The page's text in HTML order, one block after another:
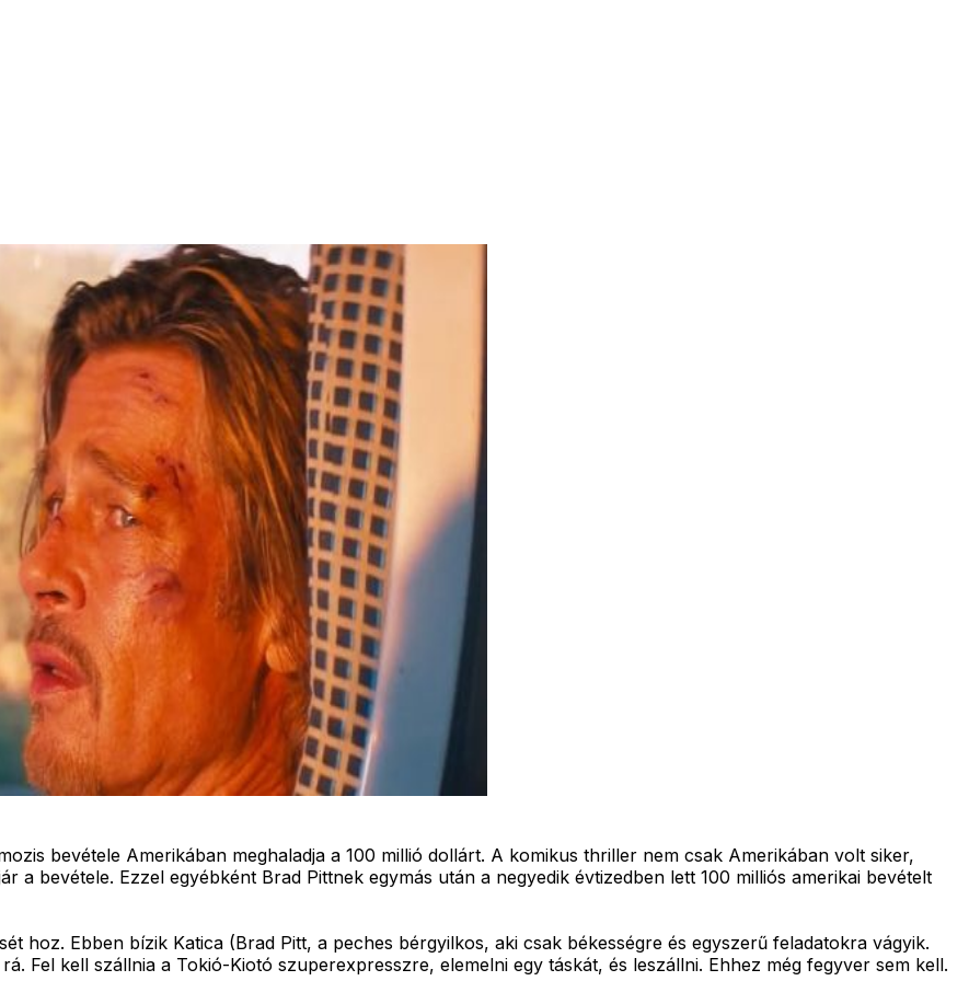
bevétele Amerikában meghaladja a 100 millió dollárt. A komikus thriller nem csak Amerikában volt siker,
a bevétele. Ezzel egyébként Brad Pittnek egymás után a negyedik évtizedben lett 100 milliós amerikai bevételt
hoz. Ebben bízik Katica (Brad Pitt, a peches bérgyilkos, aki csak békességre és egyszerű feladatokra vágyik.
Fel kell szállnia a Tokió-Kiotó szuperexpresszre, elemelni egy táskát, és leszállni. Ehhez még fegyver sem kell.